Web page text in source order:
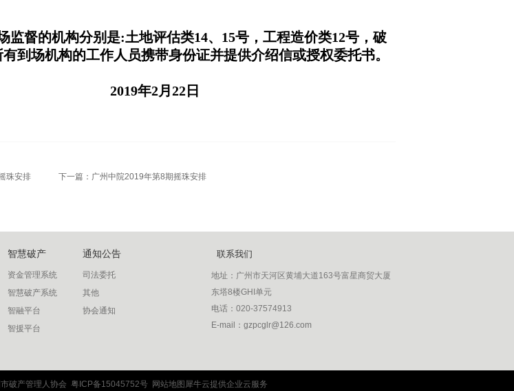
监督的机构分别是:土地评估类14、15号，工程造价类12号，破
到场机构的工作人员携带身份证并提供介绍信或授权委托书。
2019年2月22日
珠安排 下一篇： 广州中院2019年第8期摇珠安排
智慧破产
资金管理系统
智慧破产系统
智融平台
智援平台
通知公告
司法委托
其他
协会通知
破产管理人协会 粤ICP备15045752号 网站地图 犀牛云提供企业云服务
联系我们
地址： 广州市天河区黄埔大道163号富星商贸大厦
东塔8楼GHI单元
电话： 020-37574913
E-mail：gzpcglr@126.com